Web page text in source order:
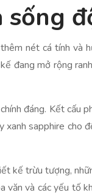
sống
nét cá tính và
đang mở rộng
đáng. Kết cấu
sapphire cho
kế trừu tượng,
văn và các yếu tố